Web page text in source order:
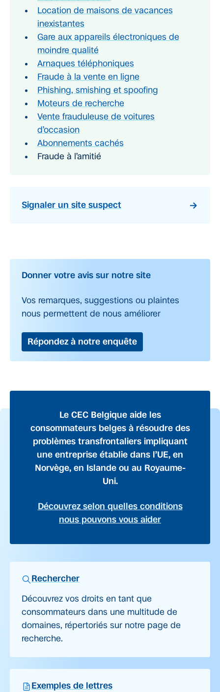
Location de maisons de vacances
inexistantes
Gare aux appareils électroniques de
moindre qualité
Arnaques téléphoniques
Fraude à la vente en ligne
Phishing, smishing et spoofing
Moteurs de recherche
Vente frauduleuse de voitures
d’occasion
Abonnements cachés
Fraude à l’amitié
Signaler un site suspect
Donner votre avis sur notre site
Vos remarques, suggestions ou plaintes
nous permettent de nous améliorer
Répondez à notre enquête
Le CEC Belgique aide les
consommateurs belges à résoudre des
problèmes transfrontaliers impliquant
une entreprise établie dans l’UE, en
Norvège, en Islande ou au Royaume-
Uni.
Découvrez selon quelles conditions
nous pouvons vous aider
Rechercher
Découvrez vos droits en tant que
consommateurs dans une multitude de
domaines, répertoriés sur notre page de
recherche.
Exemples de lettres